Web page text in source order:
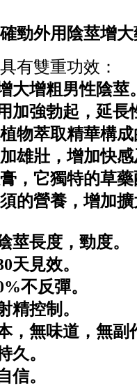
勁外用陰莖增
有雙重功效：
大增粗男性陰莖。
加強勃起，延長
物萃取精華構
雄壯，增加快感
，它獨特的草
的營養，增加
莖長度，勁度。
天見效。
不反彈。
精控制。
，無味道，無副
久。
信。